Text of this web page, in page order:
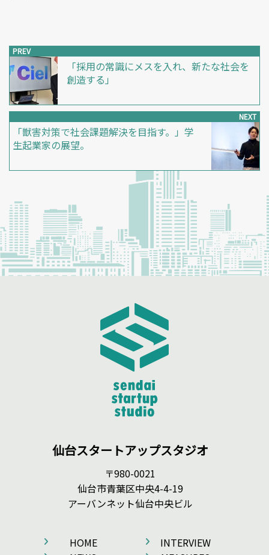
PREV
「採用の常識にメスを入れ、新たな社会を
創造する」
NEXT
「獣害対策で社会課題解決を目指す。」学
生起業家の展望。
仙台スタートアップスタジオ
〒980-0021
仙台市青葉区中央4-4-19
アーバンネット仙台中央ビル
HOME
INTERVIEW